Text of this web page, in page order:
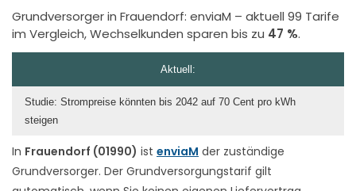
Grundversorger in Frauendorf: enviaM – aktuell 99 Tarife
im Vergleich, Wechselkunden sparen bis zu 47 %.
In Frauendorf (01990) ist enviaM der zuständige
Grundversorger. Der Grundversorgungstarif gilt
Aktuell:
Studie: Strompreise könnten bis 2042 auf 70 Cent pro kWh
steigen